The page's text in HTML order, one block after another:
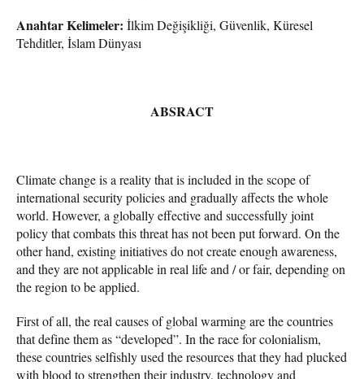
Anahtar Kelimeler: İlkim Değişikliği, Güvenlik, Küresel
Tehditler, İslam Dünyası
ABSRACT
Climate change is a reality that is included in the scope of
international security policies and gradually affects the whole
world. However, a globally effective and successfully joint
policy that combats this threat has not been put forward. On the
other hand, existing initiatives do not create enough awareness,
and they are not applicable in real life and / or fair, depending on
the region to be applied.
First of all, the real causes of global warming are the countries
that define them as “developed”. In the race for colonialism,
these countries selfishly used the resources that they had plucked
with blood to strengthen their industry, technology and